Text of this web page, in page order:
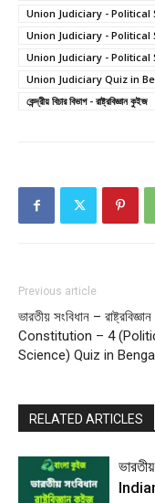
Union Judiciary - Political
Union Judiciary - Political
Union Judiciary - Political
Union Judiciary Quiz in
কেন্দ্রীয় বিচার বিভাগ - রাষ্ট্রবিজ্ঞান কুইজ
Previous article
ভারতীয় সংবিধান –
Constitution – 4
Science) Quiz in
RELATED ARTICLES